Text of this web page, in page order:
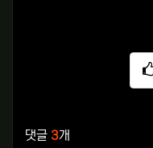
댓글 3개